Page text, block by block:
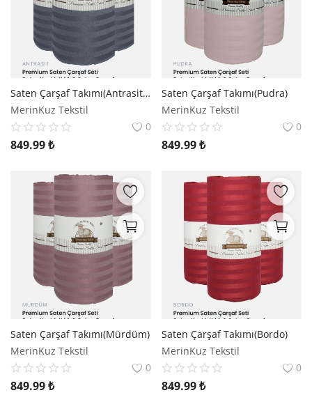
Saten Çarşaf Takımı(Antrasit Gri)
MerinKuz Tekstil
0
849.99₺
Saten Çarşaf Takımı(Pudra)
MerinKuz Tekstil
0
849.99₺
Saten Çarşaf Takımı(Mürdüm)
MerinKuz Tekstil
0
849.99₺
Saten Çarşaf Takımı(Bordo)
MerinKuz Tekstil
0
849.99₺